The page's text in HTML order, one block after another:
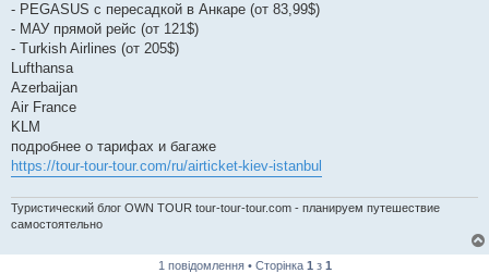
н
я
- PEGASUS с пересадкой в Анкаре (от 83,99$)
- МАУ прямой рейс (от 121$)
- Turkish Airlines (от 205$)
Lufthansa
Azerbaijan
Air France
KLM
подробнее о тарифах и багаже
https://tour-tour-tour.com/ru/airticket-kiev-istanbul
Туристический блог OWN TOUR tour-tour-tour.com - планируем путешествие
самостоятельно
1 повідомлення • Сторінка 1 з 1